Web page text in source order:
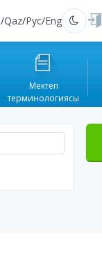
/Qaz/Рус/Eng Қараңғы
Мектеп
терминологиясы